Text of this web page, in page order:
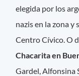
elegida por los
nazis en la zona y
Centro Cívico. O
Chacarita en
Gardel, Alfonsina